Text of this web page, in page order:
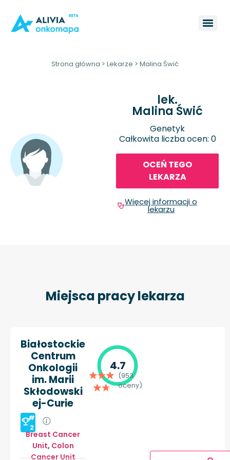
Strona główna > Lekarze > Malina Świć
lek.
Malina Świć
Genetyk
Całkowita liczba ocen: 0
OCEŃ TEGO
LEKARZA
Więcej informacji o
lekarzu
Miejsca pracy lekarza
Białostockie
Centrum
Onkologii
im. Marii
Skłodowski
ej-Curie
#
2
Breast Cancer
Unit, Colon
Cancer Unit
4.7
(953
oceny)